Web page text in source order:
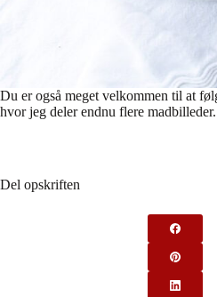
Du er også meget velkommen til at
hvor jeg deler endnu flere madbilleder.
Del opskriften